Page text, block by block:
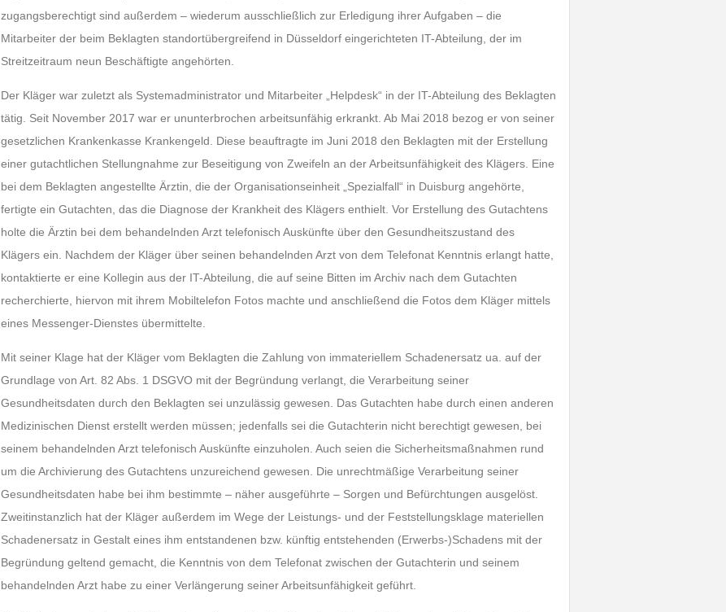
zugangsberechtigt sind außerdem – wiederum ausschließlich zur Erledigung ihrer Aufgaben – die
Mitarbeiter der beim Beklagten standortübergreifend in Düsseldorf eingerichteten IT-Abteilung, der im
Streitzeitraum neun Beschäftigte angehörten.
Der Kläger war zuletzt als Systemadministrator und Mitarbeiter „Helpdesk“ in der IT-Abteilung des Beklagten
tätig. Seit November 2017 war er ununterbrochen arbeitsunfähig erkrankt. Ab Mai 2018 bezog er von seiner
gesetzlichen Krankenkasse Krankengeld. Diese beauftragte im Juni 2018 den Beklagten mit der Erstellung
einer gutachtlichen Stellungnahme zur Beseitigung von Zweifeln an der Arbeitsunfähigkeit des Klägers. Eine
bei dem Beklagten angestellte Ärztin, die der Organisationseinheit „Spezialfall“ in Duisburg angehörte,
fertigte ein Gutachten, das die Diagnose der Krankheit des Klägers enthielt. Vor Erstellung des Gutachtens
holte die Ärztin bei dem behandelnden Arzt telefonisch Auskünfte über den Gesundheitszustand des
Klägers ein. Nachdem der Kläger über seinen behandelnden Arzt von dem Telefonat Kenntnis erlangt hatte,
kontaktierte er eine Kollegin aus der IT-Abteilung, die auf seine Bitten im Archiv nach dem Gutachten
recherchierte, hiervon mit ihrem Mobiltelefon Fotos machte und anschließend die Fotos dem Kläger mittels
eines Messenger-Dienstes übermittelte.
Mit seiner Klage hat der Kläger vom Beklagten die Zahlung von immateriellem Schadenersatz ua. auf der
Grundlage von Art. 82 Abs. 1 DSGVO mit der Begründung verlangt, die Verarbeitung seiner
Gesundheitsdaten durch den Beklagten sei unzulässig gewesen. Das Gutachten habe durch einen anderen
Medizinischen Dienst erstellt werden müssen; jedenfalls sei die Gutachterin nicht berechtigt gewesen, bei
seinem behandelnden Arzt telefonisch Auskünfte einzuholen. Auch seien die Sicherheitsmaßnahmen rund
um die Archivierung des Gutachtens unzureichend gewesen. Die unrechtmäßige Verarbeitung seiner
Gesundheitsdaten habe bei ihm bestimmte – näher ausgeführte – Sorgen und Befürchtungen ausgelöst.
Zweitinstanzlich hat der Kläger außerdem im Wege der Leistungs- und der Feststellungsklage materiellen
Schadenersatz in Gestalt eines ihm entstandenen bzw. künftig entstehenden (Erwerbs-)Schadens mit der
Begründung geltend gemacht, die Kenntnis von dem Telefonat zwischen der Gutachterin und seinem
behandelnden Arzt habe zu einer Verlängerung seiner Arbeitsunfähigkeit geführt.